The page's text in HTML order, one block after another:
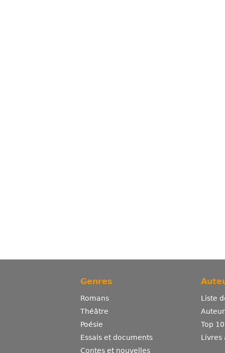
Genres
Romans
Théâtre
Poésie
Essais et documents
Contes et nouvelles
Liste
Top
Livres